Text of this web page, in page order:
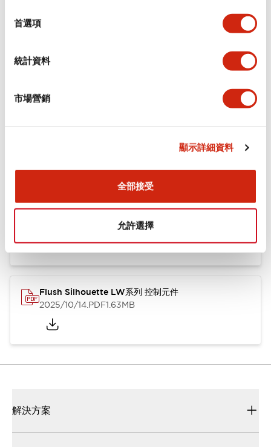
首選項
統計資料
市場營銷
顯示詳細資料
全部接受
允許選擇
機械規格
Flush Silhouette LW系列 控制元件 (英文版)
1.23MB
Flush Silhouette LW系列 控制元件
2025/10/14.PDF1.63MB
解決方案